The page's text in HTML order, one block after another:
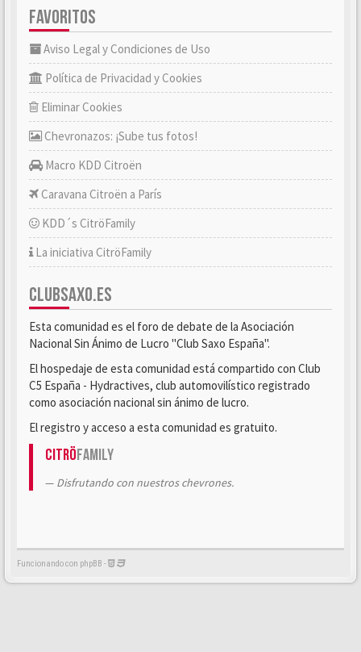
FAVORITOS
Aviso Legal y Condiciones de Uso
Política de Privacidad y Cookies
Eliminar Cookies
Chevronazos: ¡Sube tus fotos!
Macro KDD Citroën
Caravana Citroën a París
KDD´s CitröFamily
La iniciativa CitröFamily
CLUBSAXO.ES
Esta comunidad es el foro de debate de la Asociación
Nacional Sin Ánimo de Lucro "Club Saxo España".
El hospedaje de esta comunidad está compartido con Club
C5 España - Hydractives, club automovilístico registrado
como asociación nacional sin ánimo de lucro.
El registro y acceso a esta comunidad es gratuito.
CitröFamily
Disfrutando con nuestros chevrones.
Funcionando con phpBB -